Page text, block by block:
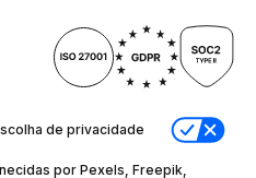
de privacidade
por Pexels, Freepik,